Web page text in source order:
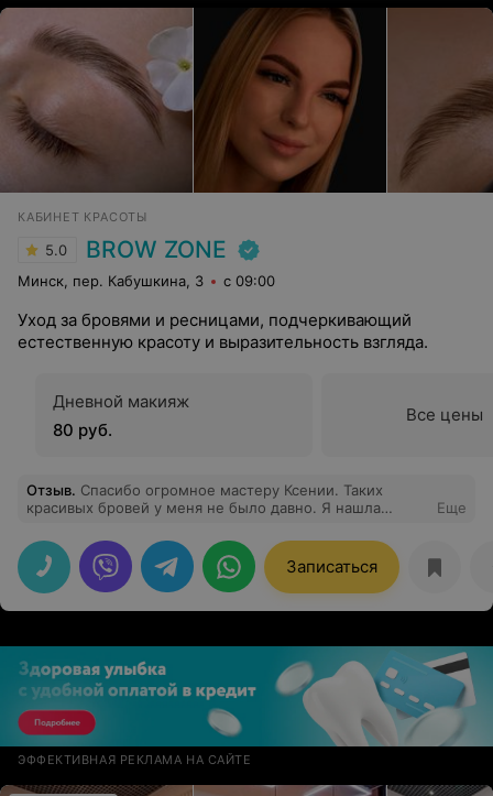
КАБИНЕТ КРАСОТЫ
5.0 BROW ZONE
Минск, пер. Кабушкина, 3 с 09:00
Уход за бровями и ресницами, подчеркивающий
естественную красоту и выразительность взгляда.
Дневной макияж
80 руб.
Все цены
Отзыв. Спасибо огромное мастеру Ксении. Таких
красивых бровей у меня не было давно. Я нашла
Всем рекомендую.
Еще
Записаться
ЭФФЕКТИВНАЯ РЕКЛАМА НА САЙТЕ